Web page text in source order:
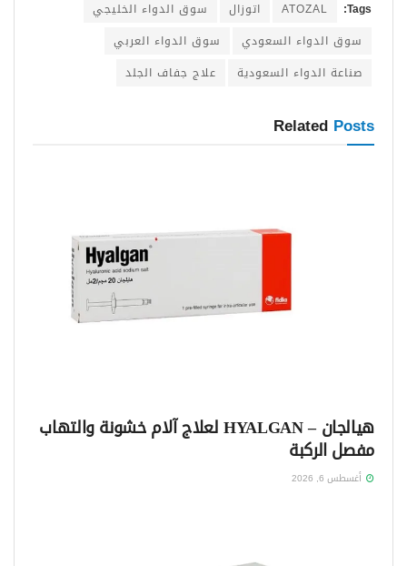
Tags:
ATOZAL اتوزال
سوق الدواء الخليجي
سوق الدواء السعودي
سوق الدواء العربي
صناعة الدواء السعودية
علاج جفاف الجلد
Related Posts
هيالجان – HYALGAN لعلاج آلام خشونة والتهاب
مفصل الركبة
أغسطس 6, 2026